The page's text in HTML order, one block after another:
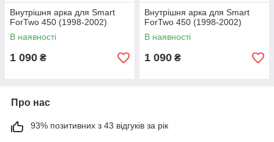
Внутрішня арка для Smart
ForTwo 450 (1998-2002)
В наявності
1 090 ₴
Внутрішня арка для Smart
ForTwo 450 (1998-2002)
В наявності
1 090 ₴
Про нас
93% позитивних з 43 відгуків за рік